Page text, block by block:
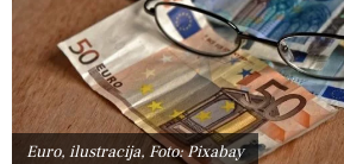
Euro, ilustracija, Foto: Pixabay